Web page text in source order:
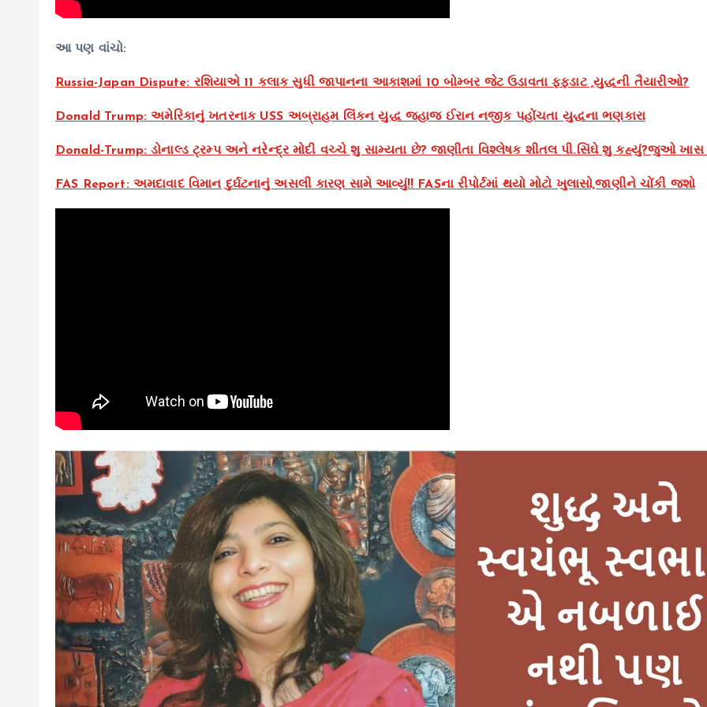
આ પણ વાંચો:
Russia-Japan Dispute: રશિયાએ 11 કલાક સુધી જાપાનના આકાશમાં 10 બોમ્બર જેટ ઉડાવતા ફફડાટ ,યુદ્ધની તૈયારીઓ?
Donald Trump: અમેરિકાનું ખતરનાક USS અબ્રાહમ લિંકન યુદ્ધ જહાજ ઈરાન નજીક પહોંચતા યુદ્ધના ભણકારા
Donald-Trump: ડોનાલ્ડ ટ્રમ્પ અને નરેન્દ્ર મોદી વચ્ચે શુ સામ્યતા છે? જાણીતા વિશ્લેષક શીતલ પી.સિંઘે શુ કહ્યું?જુઓ ખાસ
FAS Report: અમદાવાદ વિમાન દુર્ઘટનાનું અસલી કારણ સામે આવ્યું!! FASના રીપોર્ટમાં થયો મોટો ખુલાસો,જાણીને ચોંકી જશો